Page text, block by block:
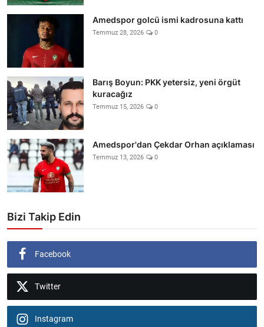
Amedspor golcü ismi kadrosuna kattı
Temmuz 28, 2026 0
Barış Boyun: PKK yetersiz, yeni örgüt
kuracağız
Temmuz 15, 2026 0
Amedspor'dan Çekdar Orhan açıklaması
Temmuz 13, 2026 0
Bizi Takip Edin
Facebook
Twitter
Instagram